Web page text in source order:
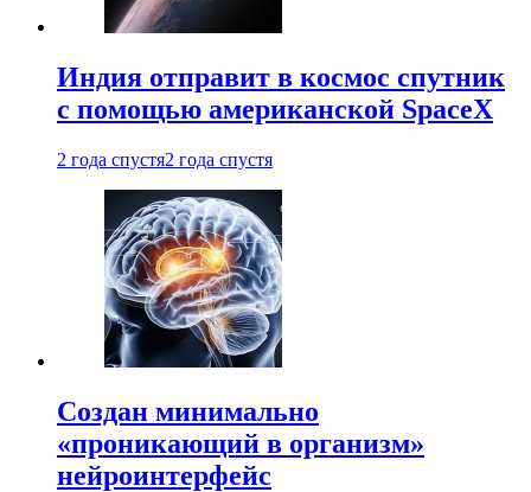
Индия отправит в космос спутник
с помощью американской SpaceX
2 года спустя2 года спустя
Создан минимально
«проникающий в организм»
нейроинтерфейс